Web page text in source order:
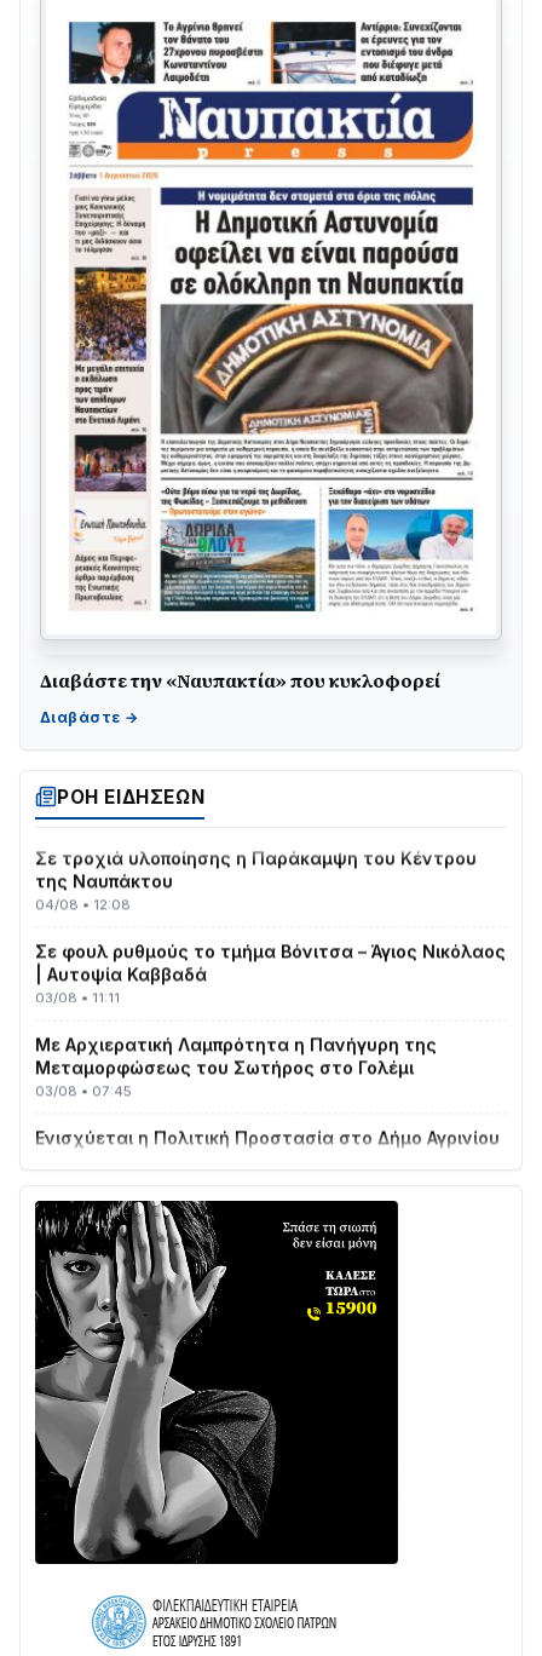
Διαβάστε την «Ναυπακτία» που κυκλοφορεί
ΡΟΗ ΕΙΔΗΣΕΩΝ
ΤΟ ΠΑΡΤΥ ΣΥΝΕΧΙΖΕΤΑΙ…
05/08 • 08:41
04/08 • 19:47
Σε τροχιά υλοποίησης η Παράκαμψη του Κέντρου
της Ναυπάκτου
04/08 • 12:08
| Αυτοψία Καββαδά
03/08 • 11:11
Μεταμορφώσεως του Σωτήρος στο Γολέμι
03/08 • 07:45
με δύο νέα υδροφόρα οχήματα
Διαβάστε την «Ναυπακτία» που κυκλοφορεί
31/07 • 08:16
Δωρίδα για Όλους: «Καμία εκχώρηση των νερών
στην ΕΥΔΑΠ»
28/07 • 21:46
Διαβάστε την «Ναυπακτία» που κυκλοφορεί
24/07 • 11:31
ΕΚΤΑΚΤΟ – ΝΑΥΠΑΚΤΙΑ: ΣΥΝΑΓΕΡΜΟΣ ΣΤΗΝ
ΠΥΡΟΣΒΕΣΤΙΚΗ ΓΙΑ ΦΩΤΙΑ ΣΤΟΝ ΑΓΙΟ ΗΛΙΑ ΠΡΙΝ ΤΗ
ΓΡΑΝΙΤΣΑ
24/07 • 11:03
ΤΟ ΠΑΡΤΥ ΣΥΝΕΧΙΖΕΤΑΙ…
Στο σκοτάδι μεγάλο μέρος στο Λυγιά Ναυπάκτου
04/08 • 19:47